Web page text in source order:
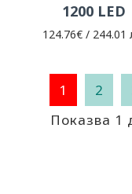
1200 LED
124.76€ / 244.01
1 2
Показва 1